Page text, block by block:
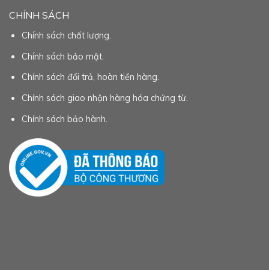
CHÍNH SÁCH
Chính sách chất lượng.
Chính sách bảo mật.
Chính sách đổi trả, hoàn tiền hàng.
Chính sách giao nhận hàng hóa chứng từ.
Chính sách bảo hành.